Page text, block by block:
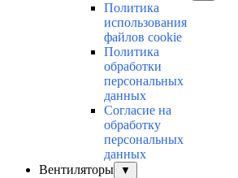
Политика
использования
файлов cookie
Политика
обработки
персональных
данных
Согласие на
обработку
персональных
данных
Вентиляторы
▼